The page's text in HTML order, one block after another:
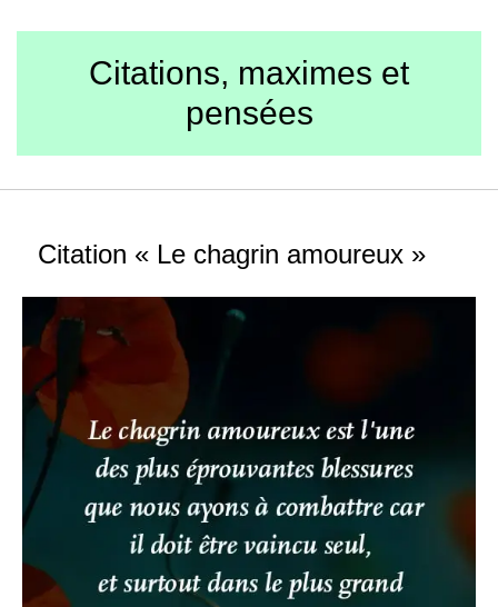
Citations, maximes et
pensées
Citation « Le chagrin amoureux »